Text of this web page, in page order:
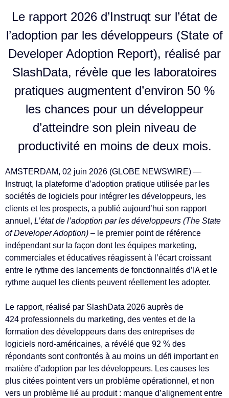
Le rapport 2026 d’Instruqt sur l’état de
l’adoption par les développeurs (State of
Developer Adoption Report), réalisé par
SlashData, révèle que les laboratoires
pratiques augmentent d’environ 50 %
les chances pour un développeur
d’atteindre son plein niveau de
productivité en moins de deux mois.
AMSTERDAM, 02 juin 2026 (GLOBE NEWSWIRE) —
Instruqt, la plateforme d’adoption pratique utilisée par les
sociétés de logiciels pour intégrer les développeurs, les
clients et les prospects, a publié aujourd’hui son rapport
annuel, L’état de l’adoption par les développeurs (The State
of Developer Adoption) – le premier point de référence
indépendant sur la façon dont les équipes marketing,
commerciales et éducatives réagissent à l’écart croissant
entre le rythme des lancements de fonctionnalités d’IA et le
rythme auquel les clients peuvent réellement les adopter.
Le rapport, réalisé par SlashData 2026 auprès de
424 professionnels du marketing, des ventes et de la
formation des développeurs dans des entreprises de
logiciels nord-américaines, a révélé que 92 % des
répondants sont confrontés à au moins un défi important en
matière d’adoption par les développeurs. Les causes les
plus citées pointent vers un problème opérationnel, et non
vers un problème lié au produit : manque d’alignement entre